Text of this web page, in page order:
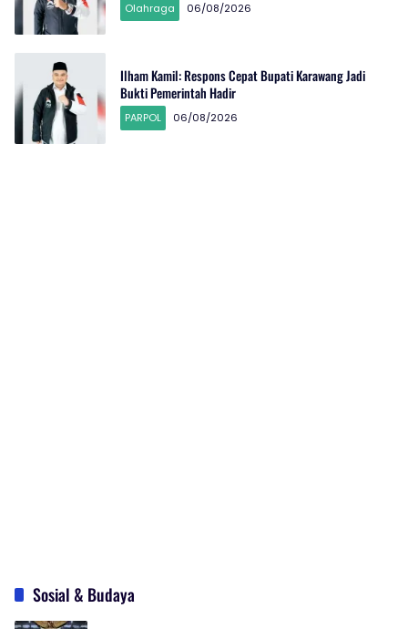
Olahraga 06/08/2026
Ilham Kamil: Respons Cepat Bupati Karawang Jadi
Bukti Pemerintah Hadir
PARPOL 06/08/2026
Sosial & Budaya